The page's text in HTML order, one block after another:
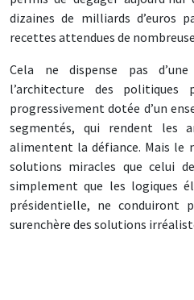
dizaines de milliards d’euros
recettes attendues de
Cela ne dispense pas
l’architecture des politiques
progressivement dotée d’un
segmentés, qui rendent les
alimentent la défiance. Mais le
solutions miracles que celui
simplement que les logiques
présidentielle, ne conduiront
surenchère des solutions